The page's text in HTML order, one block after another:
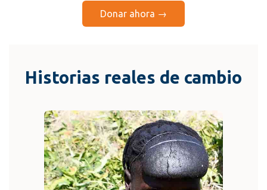
Donar ahora →
Historias reales de cambio